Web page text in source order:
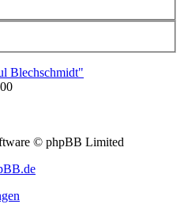
Blechschmidt"
© phpBB Limited